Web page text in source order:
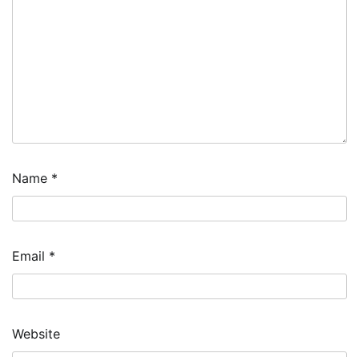
Name *
Email *
Website